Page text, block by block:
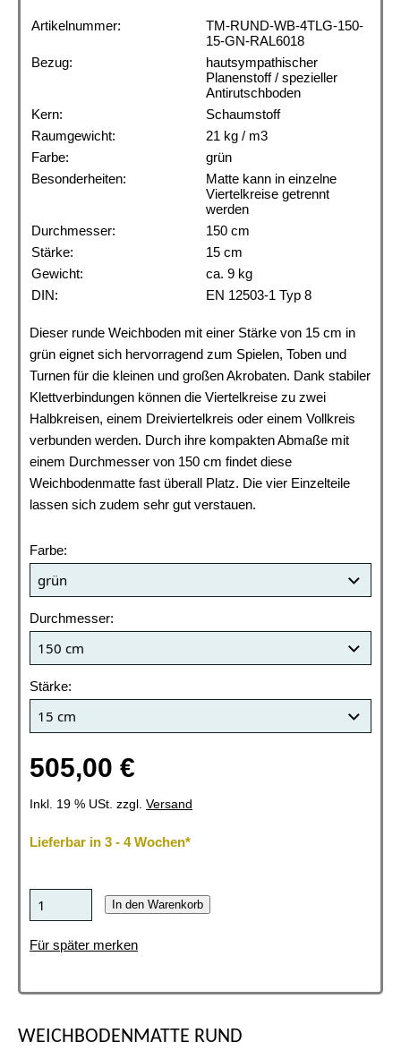
Artikelnummer:
TM-RUND-WB-4TLG-150-
15-GN-RAL6018
Bezug:
hautsympathischer
Planenstoff / spezieller
Antirutschboden
Kern:
Schaumstoff
Raumgewicht:
21 kg / m3
Farbe:
grün
Besonderheiten:
Matte kann in einzelne
Viertelkreise getrennt
werden
Durchmesser:
150 cm
Stärke:
15 cm
Gewicht:
ca. 9 kg
DIN:
EN 12503-1 Typ 8
Dieser runde Weichboden mit einer Stärke von 15 cm in
grün eignet sich hervorragend zum Spielen, Toben und
Turnen für die kleinen und großen Akrobaten. Dank stabiler
Klettverbindungen können die Viertelkreise zu zwei
Halbkreisen, einem Dreiviertelkreis oder einem Vollkreis
verbunden werden. Durch ihre kompakten Abmaße mit
einem Durchmesser von 150 cm findet diese
Weichbodenmatte fast überall Platz. Die vier Einzelteile
lassen sich zudem sehr gut verstauen.
Farbe:
Durchmesser:
Stärke:
505,00 €
Inkl. 19 % USt. zzgl. Versand
Lieferbar in 3 - 4 Wochen*
In den Warenkorb
Für später merken
WEICHBODENMATTE RUND